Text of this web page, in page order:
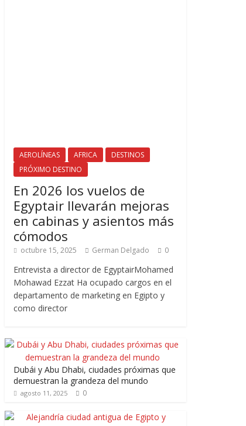
AEROLÍNEAS AFRICA
DESTINOS
PRÓXIMO DESTINO
En 2026 los vuelos de
Egyptair llevarán mejoras
en cabinas y asientos más
cómodos
octubre 15, 2025 German Delgado 0
Entrevista a director de EgyptairMohamed
Mohawad Ezzat Ha ocupado cargos en el
departamento de marketing en Egipto y
como director
Dubái y Abu Dhabi, ciudades próximas que
demuestran la grandeza del mundo
agosto 11, 2025 0